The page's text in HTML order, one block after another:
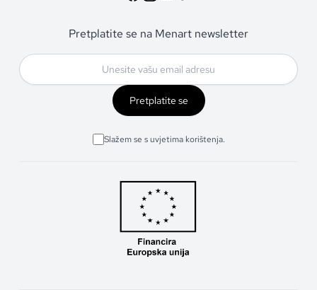
Pretplatite se na Menart newsletter
Pretplatite se
Slažem se s uvjetima korištenja.